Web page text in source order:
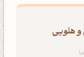
و هلویی